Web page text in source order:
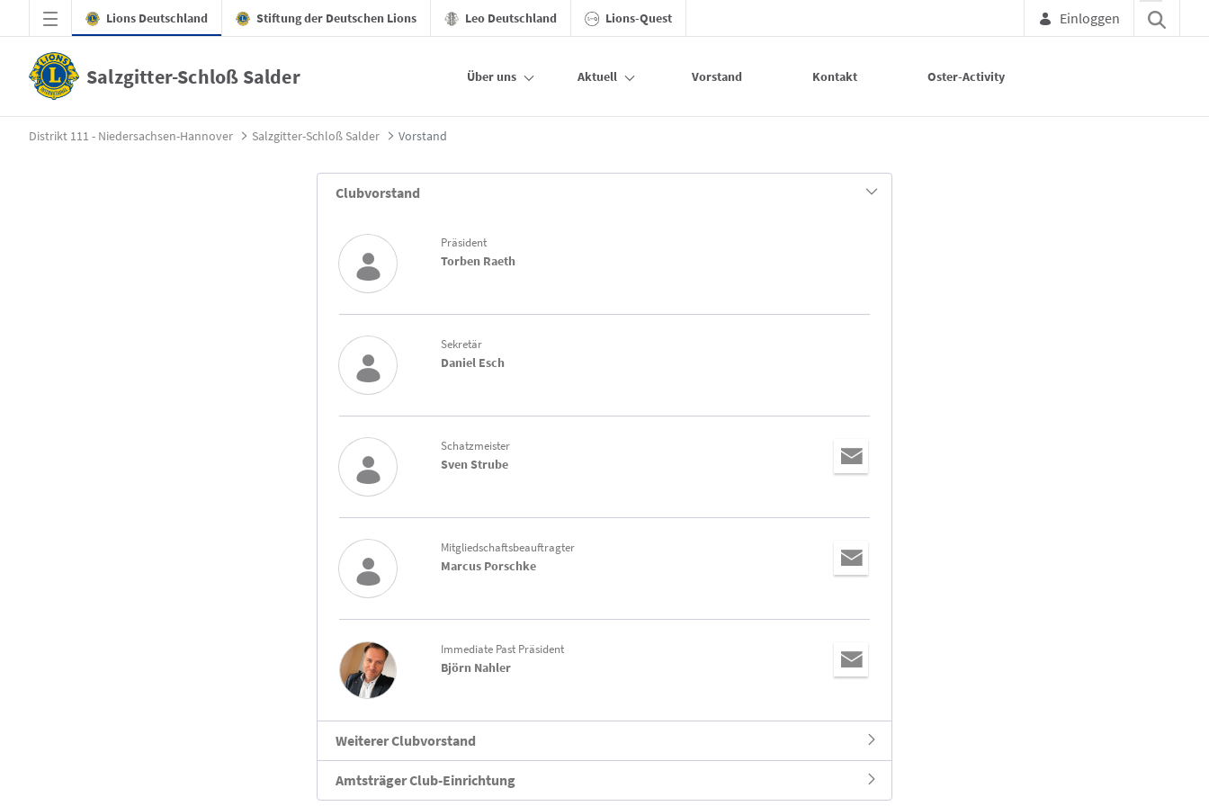
Zum Hauptinhalt springen
Lions Deutschland Stiftung der Deutschen Lions Leo Deutschland Lions-Quest Einloggen
Salzgitter-Schloß Salder Über uns Aktuell Vorstand Kontakt Oster-Activity
Vorstand - Salzgitter-Schloß Salder
Distrikt 111 - Niedersachsen-Hannover Salzgitter-Schloß Salder Vorstand
Clubvorstand
Präsident
Torben Raeth
Sekretär
Daniel Esch
Schatzmeister
Sven Strube
Mitgliedschaftsbeauftragter
Marcus Porschke
Immediate Past Präsident
Björn Nahler
Weiterer Clubvorstand
Amtsträger Club-Einrichtung